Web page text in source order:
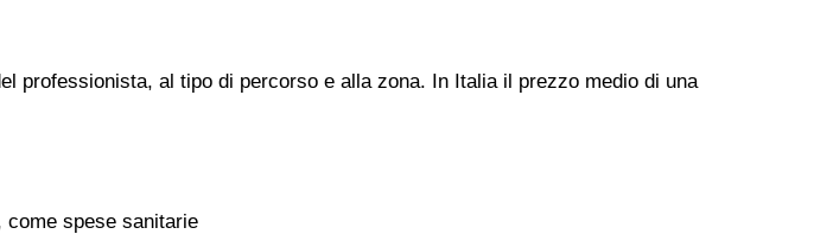
professionista, al tipo di percorso e alla zona. In Italia il prezzo medio di una
come spese sanitarie